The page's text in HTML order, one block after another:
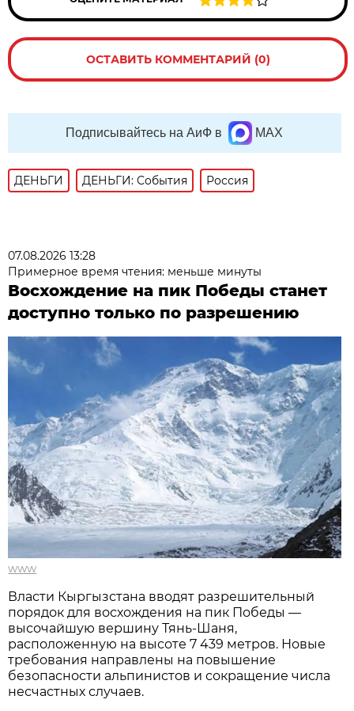
ОСТАВИТЬ КОММЕНТАРИЙ (0)
Подписывайтесь на АиФ в MAX
ДЕНЬГИ ДЕНЬГИ: События Россия
07.08.2026 13:28
Примерное время чтения: меньше минуты
Восхождение на пик Победы станет
доступно только по разрешению
www
Власти Кыргызстана вводят разрешительный
порядок для восхождения на пик Победы —
высочайшую вершину Тянь-Шаня,
расположенную на высоте 7 439 метров. Новые
требования направлены на повышение
безопасности альпинистов и сокращение числа
несчастных случаев.